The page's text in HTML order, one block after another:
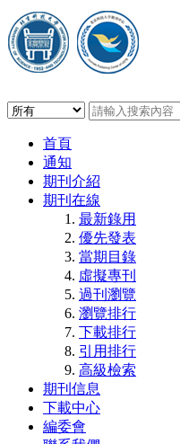
首頁
通知
期刊介紹
期刊在線
最新錄用
優先發表
當期目錄
虛擬專刊
過刊瀏覽
瀏覽排行
下載排行
引用排行
高級檢索
期刊信息
下載中心
編委會